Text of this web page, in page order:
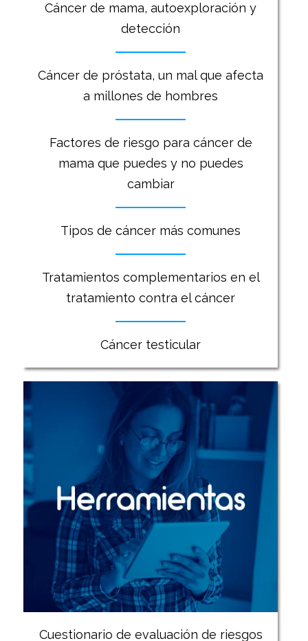
Cáncer de mama, autoexploración y
detección
Cáncer de próstata, un mal que afecta
a millones de hombres
Factores de riesgo para cáncer de
mama que puedes y no puedes
cambiar
Tipos de cáncer más comunes
Tratamientos complementarios en el
tratamiento contra el cáncer
Cáncer testicular
Cuestionario de evaluación de riesgos